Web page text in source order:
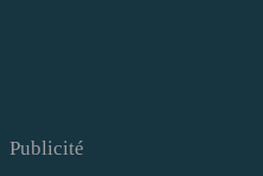
Publicité